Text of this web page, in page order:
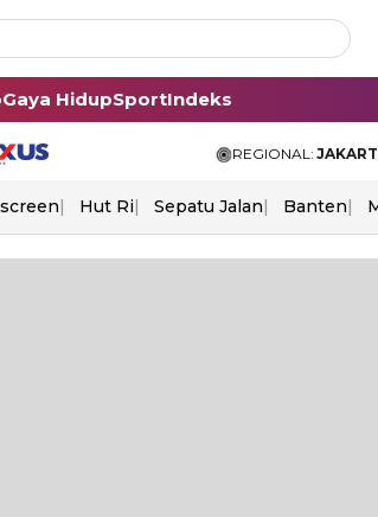
Gaya HidupSportIndeks
REGIONAL:
Hut Ri Sepatu Jalan Banten